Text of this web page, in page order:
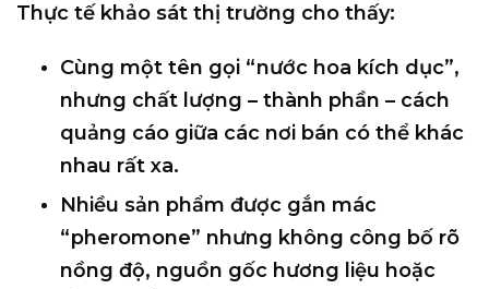
Thực tế khảo sát thị trường cho thấy:
Cùng một tên gọi “nước hoa kích dục”,
nhưng chất lượng – thành phần – cách
quảng cáo giữa các nơi bán có thể khác
nhau rất xa.
Nhiều sản phẩm được gắn mác
“pheromone” nhưng không công bố rõ
nồng độ, nguồn gốc hương liệu hoặc